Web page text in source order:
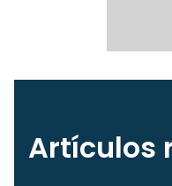
Artículos